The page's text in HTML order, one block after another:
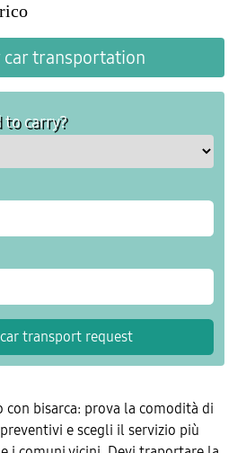
car transportation
to carry?
bisarca: prova la comodità di
e scegli il servizio più